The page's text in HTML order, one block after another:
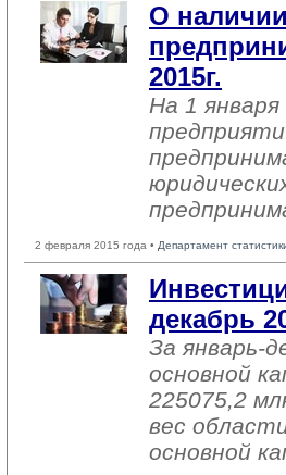
О
2015г.
На 1
2 февраля 2015 года • Департамент
декабрь
За январь-
основной
225075,2
вес
основной